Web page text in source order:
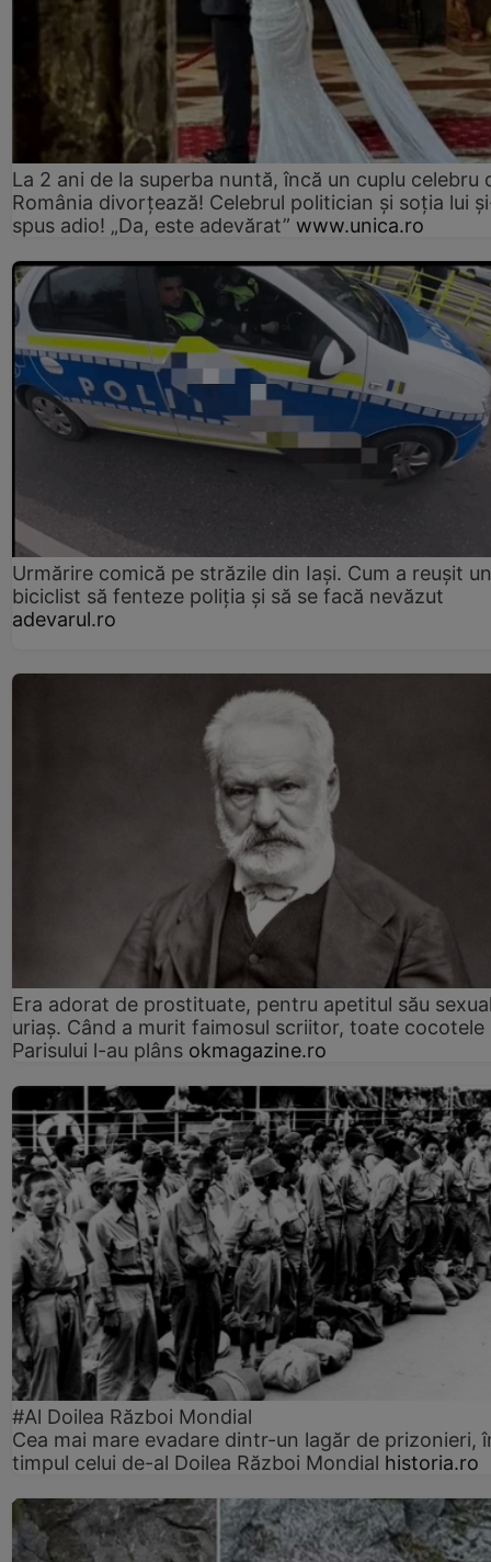
La 2 ani de la superba nuntă, încă un cuplu celebru
România divorțează! Celebrul politician și soția lui
spus adio! „Da, este adevărat” www.unica.ro
Urmărire comică pe străzile din Iași. Cum a reușit un
biciclist să fenteze poliția și să se facă nevăzut
adevarul.ro
Era adorat de prostituate, pentru apetitul său
uriaș. Când a murit faimosul scriitor, toate cocotele
Parisului l-au plâns okmagazine.ro
#Al Doilea Război Mondial
Cea mai mare evadare dintr-un lagăr de prizonieri,
timpul celui de-al Doilea Război Mondial historia.ro